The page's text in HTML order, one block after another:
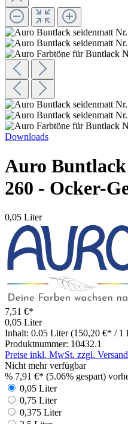
Downloads
Auro
260 - Ocker-
0,05 Liter
7,51 €*
0,05 Liter
Inhalt: 0.05 Liter (150,20 €* / 1
Produktnummer: 10432.1
Preise inkl. MwSt. zzgl.
Nicht mehr verfügbar
% 7,91 €* (5.06% gespart)
0,05 Liter
0,75 Liter
0,375 Liter